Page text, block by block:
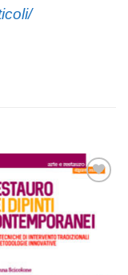
Aggiungi
alla lista